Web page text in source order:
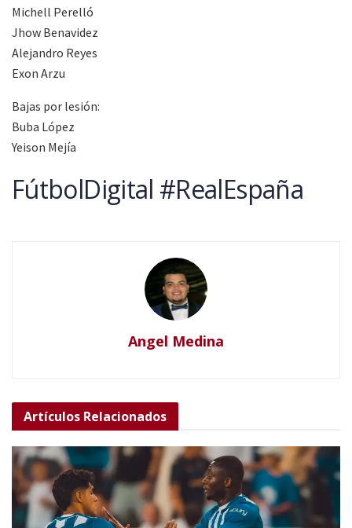
Michell Perelló
Jhow Benavidez
Alejandro Reyes
Exon Arzu
Bajas por lesión:
Buba López
Yeison Mejía
FútbolDigital #RealEspaña
Angel Medina
Artículos Relacionados